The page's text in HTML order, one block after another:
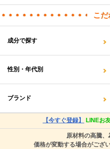
こだ
成分で探す
性別・年代別
ブランド
【今すぐ登録】 LINEお
原材料の高騰、
価格が変動する場合がござ